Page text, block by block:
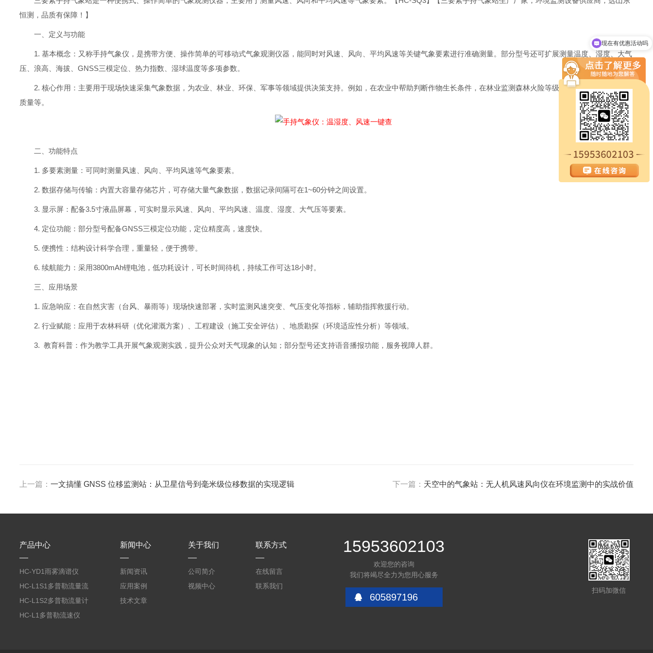
恒测，品质有保障！】
一、定义与功能
1. 基本概念：又称手持气象仪，是携带方便、操作简单的可移动式气象观测仪器，能同时对风速、风向、平均风速等关键气象要素进行准确测量。部分型号还可扩展测量温度、湿度、大气
压、浪高、海拔、GNSS三模定位、热力指数、湿球温度等多项参数。
2. 核心作用：主要用于现场快速采集气象数据，为农业、林业、环保、军事等领域提供决策支持。例如，在农业中帮助判断作物生长条件，在林业监测森林火险等级，在环保领域评估空气
质量等。
二、功能特点
1. 多要素测量：可同时测量风速、风向、平均风速等气象要素。
2. 数据存储与传输：内置大容量存储芯片，可存储大量气象数据，数据记录间隔可在1~60分钟之间设置。
3. 显示屏：配备3.5寸液晶屏幕，可实时显示风速、风向、平均风速、温度、湿度、大气压等要素。
4. 定位功能：部分型号配备GNSS三模定位功能，定位精度高，速度快。
5. 便携性：结构设计科学合理，重量轻，便于携带。
6. 续航能力：采用3800mAh锂电池，低功耗设计，可长时间待机，持续工作可达18小时。
三、应用场景
1. 应急响应：在自然灾害（台风、暴雨等）现场快速部署，实时监测风速突变、气压变化等指标，辅助指挥救援行动。
2. 行业赋能：应用于农林科研（优化灌溉方案）、工程建设（施工安全评估）、地质勘探（环境适应性分析）等领域。
3. 教育科普：作为教学工具开展气象观测实践，提升公众对天气现象的认知；部分型号还支持语音播报功能，服务视障人群。
上一篇：一文搞懂 GNSS 位移监测站：从卫星信号到毫米级位移数据的实现逻辑 下一篇： 天空中的气象站：无人机风速风向仪在环境监测中的实战价值
产品中心
HC-YD1雨雾滴谱仪
HC-L1S1多普勒流量流
速传感器
HC-L1S2多普勒流量计
HC-L1多普勒流速仪
新闻中心
新闻资讯
应用案例
技术文章
关于我们
公司简介
视频中心
联系方式
在线留言
联系我们
15953602103
欢迎您的咨询
我们将竭尽全力为您用心服务
605897196
扫码加微信
可以介绍下你们的产品么